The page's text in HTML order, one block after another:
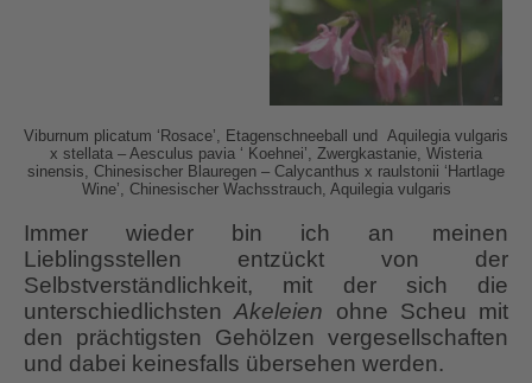
Viburnum plicatum ‘Rosace’, Etagenschneeball und Aquilegia vulgaris
x stellata – Aesculus pavia ‘ Koehnei’, Zwergkastanie, Wisteria
sinensis, Chinesischer Blauregen – Calycanthus x raulstonii ‘Hartlage
Wine’, Chinesischer Wachsstrauch, Aquilegia vulgaris
Immer wieder bin ich an meinen
Lieblingsstellen entzückt von der
Selbstverständlichkeit, mit der sich die
unterschiedlichstenAkeleien ohne Scheu mit
den prächtigsten Gehölzen vergesellschaften
und dabei keinesfalls übersehen werden.